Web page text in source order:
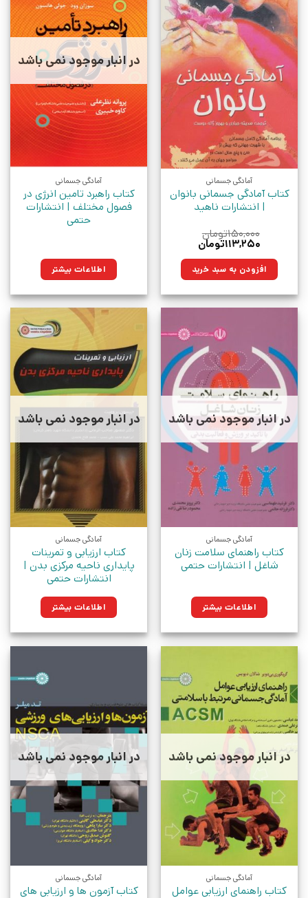
آمادگی جسمانی
کتاب آمادگی جسمانی بانوان
| انتشارات ناهید
۱۵۰,۰۰۰تومان
قیمت
۱۵۰,۰۰۰تومان
بود.
۱۱۳,۲۵۰تومان
۱۱۳,۲۵۰تومان.افزودن به سبد خرید
در انبار موجود نمی باشد
آمادگی جسمانی
کتاب راهبرد تامین انرژی در
فصول مختلف | انتشارات
حتمی
اطلاعات بیشتر
در انبار موجود نمی باشد
آمادگی جسمانی
کتاب راهنمای سلامت زنان
شاغل | انتشارات حتمی
اطلاعات بیشتر
در انبار موجود نمی باشد
آمادگی جسمانی
کتاب ارزیابی و تمرینات
پایداری ناحیه مرکزی بدن |
انتشارات حتمی
اطلاعات بیشتر
در انبار موجود نمی باشد
آمادگی جسمانی
کتاب راهنمای ارزیابی عوامل
در انبار موجود نمی باشد
آمادگی جسمانی
کتاب آزمون ها و ارزیابی های